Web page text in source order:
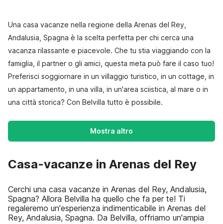
Una casa vacanze nella regione della Arenas del Rey,
Andalusia, Spagna è la scelta perfetta per chi cerca una
vacanza rilassante e piacevole. Che tu stia viaggiando con la
famiglia, il partner o gli amici, questa meta può fare il caso tuo!
Preferisci soggiornare in un villaggio turistico, in un cottage, in
un appartamento, in una villa, in un'area sciistica, al mare o in
una città storica? Con Belvilla tutto è possibile.
Mostra altro
Casa-vacanze in Arenas del Rey
Cerchi una casa vacanze in Arenas del Rey, Andalusia,
Spagna? Allora Belvilla ha quello che fa per te! Ti
regaleremo un'esperienza indimenticabile in Arenas del
Rey, Andalusia, Spagna. Da Belvilla, offriamo un'ampia